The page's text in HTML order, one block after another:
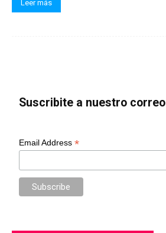
Leer más
Suscribite a nuestro correo
Email Address*